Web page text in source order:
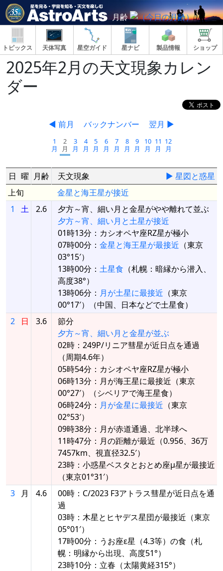
月齢
トピックス 天体写真 星空ガイド 星ナビ 製品情報 ショップ
2025年2月の天文現象カレン
ダー
◀ 前月 バックナンバー 翌月 ▶
1
月
2
月
3
月
4
月
5
月
6
月
7
月
8
月
9
月
10
月
11
月
12
月
日 曜 月齢 天文現象
▶ 星図と惑星
上旬
金星と海王星が接近
1
土 2.6
夕方～宵、細い月と金星がやや離れて並ぶ
夕方～宵、細い月と土星が接近
01時13分：カシオペヤ座RZ星が極小
07時00分： 金星と海王星が最接近 （東京
03°15′）
13時00分： 土星食 （札幌：暗縁から潜入、
高度38°）
13時06分： 月が土星に最接近 （東京
00°17′）（中国、日本などで土星食）
2
日 3.6
節分
夕方～宵、細い月と金星が並ぶ
02時：249P/リニア彗星が近日点を通過
（周期4.6年）
05時54分：カシオペヤ座RZ星が極小
06時13分：月が海王星に最接近（東京
00°27′）（シベリアで海王星食）
06時24分： 月が金星に最接近 （東京
02°53′）
09時38分：月が赤道通過、北半球へ
11時47分：月の距離が最近（0.956、36万
7457km、視直径32.5′）
23時：小惑星ベスタとおとめ座μ星が最接近
（東京01°31′）
3
月 4.6
00時：C/2023 F3アトラス彗星が近日点を通
過
03時：木星とヒヤデス星団が最接近（東京
05°01′）
17時00分：うお座ε星（4.3等）の食（札
幌：明縁から出現、高度51°）
23時10分：立春（太陽黄経315°）